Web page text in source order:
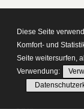
Diese Seite
Komfort- und
Seite weitersurfen,
Verwendung: